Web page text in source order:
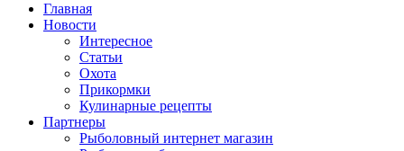
Главная
Новости
Интересное
Статьи
Охота
Прикормки
Кулинарные рецепты
Партнеры
Рыболовный интернет магазин